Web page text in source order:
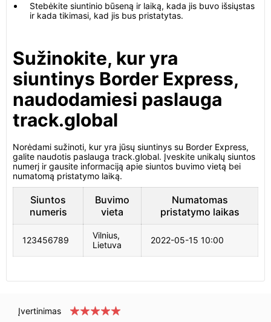
Stebėkite siuntinio būseną ir laiką, kada jis buvo išsiųstas
ir kada tikimasi, kad jis bus pristatytas.
Sužinokite, kur yra
siuntinys Border Express,
naudodamiesi paslauga
track.global
Norėdami sužinoti, kur yra jūsų siuntinys su Border Express,
galite naudotis paslauga track.global. Įveskite unikalų siuntos
numerį ir gausite informaciją apie siuntos buvimo vietą bei
numatomą pristatymo laiką.
Siuntos
numeris
Buvimo
vieta
Numatomas
pristatymo laikas
123456789
Vilnius,
Lietuva
2022-05-15 10:00
Įvertinimas